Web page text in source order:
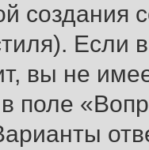
создания
Если
вы не
поле